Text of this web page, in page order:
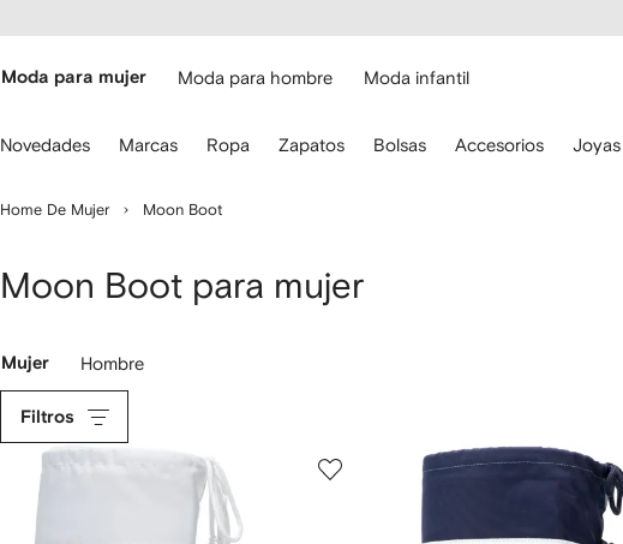
Moda para mujer Moda para hombre Moda infantil
Novedades Marcas Ropa Zapatos Bolsas Accesorios Joyas
Home De Mujer Moon Boot
Moon Boot para mujer
Mujer Hombre
Filtros